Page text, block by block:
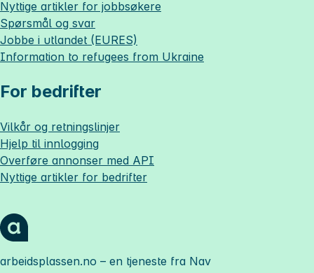
Nyttige artikler for jobbsøkere
Spørsmål og svar
Jobbe i utlandet (EURES)
Information to refugees from Ukraine
For bedrifter
Vilkår og retningslinjer
Hjelp til innlogging
Overføre annonser med API
Nyttige artikler for bedrifter
arbeidsplassen.no – en tjeneste fra Nav